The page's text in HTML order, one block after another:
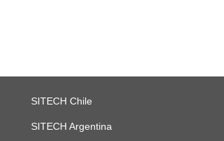
SITECH Chile
SITECH Argentina